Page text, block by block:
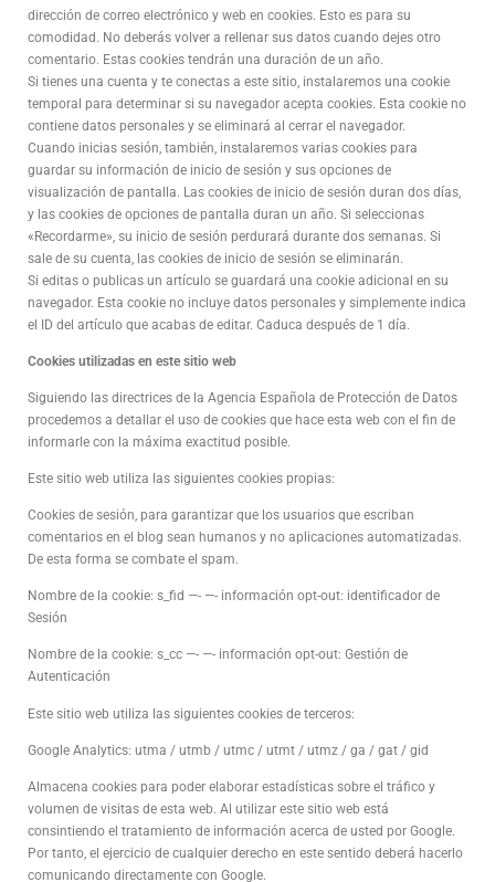
dirección de correo electrónico y web en cookies. Esto es para su
comodidad. No deberás volver a rellenar sus datos cuando dejes otro
comentario. Estas cookies tendrán una duración de un año.
Si tienes una cuenta y te conectas a este sitio, instalaremos una cookie
temporal para determinar si su navegador acepta cookies. Esta cookie no
contiene datos personales y se eliminará al cerrar el navegador.
Cuando inicias sesión, también, instalaremos varias cookies para
guardar su información de inicio de sesión y sus opciones de
visualización de pantalla. Las cookies de inicio de sesión duran dos días,
y las cookies de opciones de pantalla duran un año. Si seleccionas
«Recordarme», su inicio de sesión perdurará durante dos semanas. Si
sale de su cuenta, las cookies de inicio de sesión se eliminarán.
Si editas o publicas un artículo se guardará una cookie adicional en su
navegador. Esta cookie no incluye datos personales y simplemente indica
el ID del artículo que acabas de editar. Caduca después de 1 día.
Cookies utilizadas en este sitio web
Siguiendo las directrices de la Agencia Española de Protección de Datos
procedemos a detallar el uso de cookies que hace esta web con el fin de
informarle con la máxima exactitud posible.
Este sitio web utiliza las siguientes cookies propias:
Cookies de sesión, para garantizar que los usuarios que escriban
comentarios en el blog sean humanos y no aplicaciones automatizadas.
De esta forma se combate el spam.
Nombre de la cookie: s_fid —- —- información opt-out: identificador de
Sesión
Nombre de la cookie: s_cc —- —- información opt-out: Gestión de
Autenticación
Este sitio web utiliza las siguientes cookies de terceros:
Google Analytics: utma / utmb / utmc / utmt / utmz / ga / gat / gid
Almacena cookies para poder elaborar estadísticas sobre el tráfico y
volumen de visitas de esta web. Al utilizar este sitio web está
consintiendo el tratamiento de información acerca de usted por Google.
Por tanto, el ejercicio de cualquier derecho en este sentido deberá hacerlo
comunicando directamente con Google.